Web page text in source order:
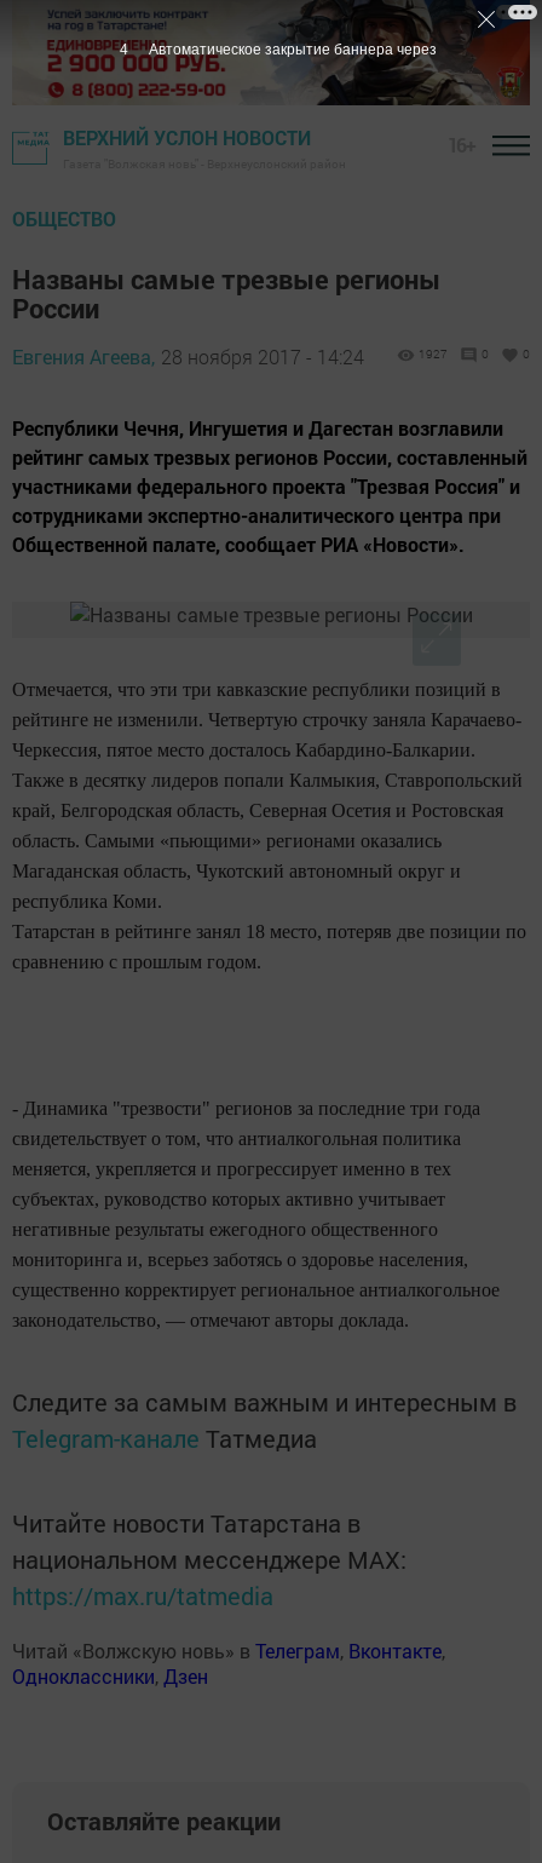
ВЕРХНИЙ УСЛОН НОВОСТИ
ОБЩЕСТВО
Названы самые трезвые регионы
России
Евгения Агеева, 28 ноября 2017 - 14:24 1927 0 0
Республики Чечня, Ингушетия и Дагестан возглавили
рейтинг самых трезвых регионов России, составленный
участниками федерального проекта "Трезвая Россия" и
сотрудниками экспертно-аналитического центра при
Общественной палате, сообщает РИА «Новости».
Отмечается, что эти три кавказские республики позиций в
рейтинге не изменили. Четвертую строчку заняла Карачаево-
Черкессия, пятое место досталось Кабардино-Балкарии.
Также в десятку лидеров попали Калмыкия, Ставропольский
край, Белгородская область, Северная Осетия и Ростовская
область. Самыми «пьющими» регионами оказались
Магаданская область, Чукотский автономный округ и
республика Коми.
Татарстан в рейтинге занял 18 место, потеряв две позиции по
сравнению с прошлым годом.
- Динамика "трезвости" регионов за последние три года
свидетельствует о том, что антиалкогольная политика
меняется, укрепляется и прогрессирует именно в тех
субъектах, руководство которых активно учитывает
негативные результаты ежегодного общественного
мониторинга и, всерьез заботясь о здоровье населения,
существенно корректирует региональное антиалкогольное
законодательство, — отмечают авторы доклада.
Следите за самым важным и интересным в
Telegram-канале Татмедиа
Читайте новости Татарстана в
национальном мессенджере MАХ:
https://max.ru/tatmedia
Читай «Волжскую новь» в Телеграм, Вконтакте,
Одноклассники,Дзен
Оставляйте реакции
3 Автоматическое закрытие баннера через